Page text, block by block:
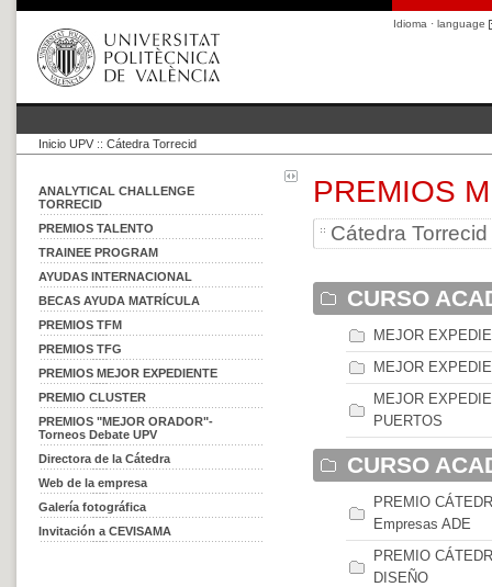
Idioma · language
Inicio UPV :: Cátedra Torrecid
ANALYTICAL CHALLENGE
TORRECID
PREMIOS TALENTO
TRAINEE PROGRAM
AYUDAS INTERNACIONAL
BECAS AYUDA MATRÍCULA
PREMIOS TFM
PREMIOS TFG
PREMIOS MEJOR EXPEDIENTE
PREMIO CLUSTER
PREMIOS "MEJOR ORADOR"-
Torneos Debate UPV
Directora de la Cátedra
Web de la empresa
Galería fotográfica
Invitación a CEVISAMA
PREMIOS
Cátedra Torrecid
CURSO
MEJOR
MEJOR
MEJOR
PUERTOS
CURSO
PREMIO
Empresas ADE
PREMIO
DISEÑO